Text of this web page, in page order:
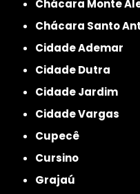
Chácara Monte
Chácara Santo
Cidade Ademar
Cidade Dutra
Cidade Jardim
Cidade Vargas
Cupecê
Cursino
Grajaú